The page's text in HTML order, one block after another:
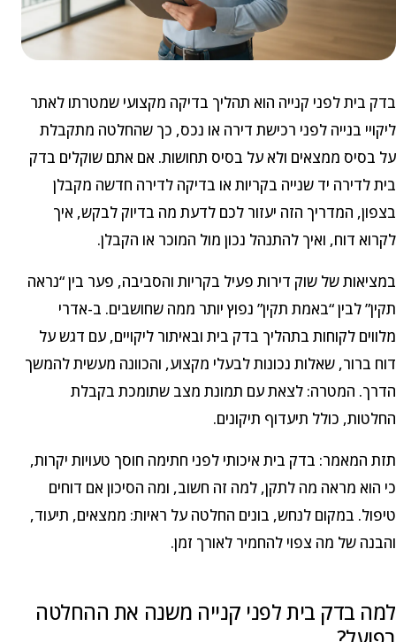
בדק בית לפני קנייה הוא תהליך בדיקה מקצועי שמטרתו לאתר
ליקויי בנייה לפני רכישת דירה או נכס, כך שהחלטה מתקבלת
על בסיס ממצאים ולא על בסיס תחושות. אם אתם שוקלים בדק
בית לדירה יד שנייה בקריות או בדיקה לדירה חדשה מקבלן
בצפון, המדריך הזה יעזור לכם לדעת מה בדיוק לבקש, איך
לקרוא דוח, ואיך להתנהל נכון מול המוכר או הקבלן.
במציאות של שוק דירות פעיל בקריות והסביבה, פער בין “נראה
תקין” לבין “באמת תקין” נפוץ יותר ממה שחושבים. ב-אדרי
מלווים לקוחות בתהליך בדק בית ובאיתור ליקויים, עם דגש על
דוח ברור, שאלות נכונות לבעלי מקצוע, והכוונה מעשית להמשך
הדרך. המטרה: לצאת עם תמונת מצב שתומכת בקבלת
החלטות, כולל תיעדוף תיקונים.
תזת המאמר: בדק בית איכותי לפני חתימה חוסך טעויות יקרות,
כי הוא מראה מה לתקן, למה זה חשוב, ומה הסיכון אם דוחים
טיפול. במקום לנחש, בונים החלטה על ראיות: ממצאים, תיעוד,
והבנה של מה צפוי להחמיר לאורך זמן.
למה בדק בית לפני קנייה משנה את ההחלטה